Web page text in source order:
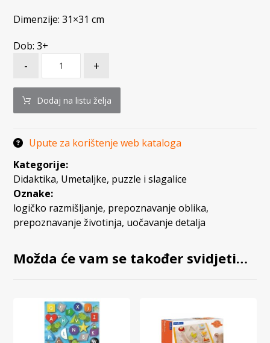
Dimenzije: 31×31 cm
Dob: 3+
- +
Dodaj na listu želja
Upute za korištenje web kataloga
Kategorije:
Didaktika, Umetaljke, puzzle i slagalice
Oznake:
logičko razmišljanje, prepoznavanje oblika,
prepoznavanje životinja, uočavanje detalja
Možda će vam se također svidjeti…